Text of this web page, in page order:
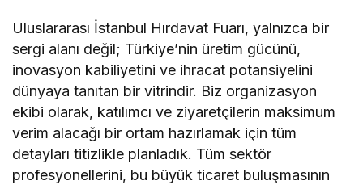
Uluslararası İstanbul Hırdavat Fuarı, yalnızca bir
sergi alanı değil; Türkiye’nin üretim gücünü,
inovasyon kabiliyetini ve ihracat potansiyelini
dünyaya tanıtan bir vitrindir. Biz organizasyon
ekibi olarak, katılımcı ve ziyaretçilerin maksimum
verim alacağı bir ortam hazırlamak için tüm
detayları titizlikle planladık. Tüm sektör
profesyonellerini, bu büyük ticaret buluşmasının